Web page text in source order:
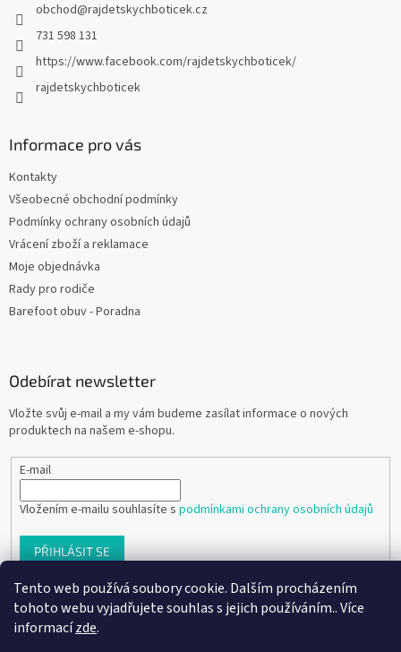
Tento web používá soubory cookie. Dalším procházením
tohoto webu vyjadřujete souhlas s jejich používáním.. Více
informacízde.
obchod@rajdetskychboticek.cz
731 598 131
https://www.facebook.com/rajdetskychboticek/
rajdetskychboticek
Informace pro vás
Kontakty
Všeobecné obchodní podmínky
Podmínky ochrany osobních údajů
Vrácení zboží a reklamace
Moje objednávka
Rady pro rodiče
Barefoot obuv - Poradna
Odebírat newsletter
Vložte svůj e-mail a my vám budeme zasílat informace o nových
produktech na našem e-shopu.
E-mail
Vložením e-mailu souhlasíte s podmínkami ochrany osobních údajů
PŘIHLÁSIT SE